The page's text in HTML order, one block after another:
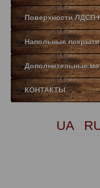
Поверхности ЛДСП
Напольные
Дополнительные
КОНТАКТЫ
UA